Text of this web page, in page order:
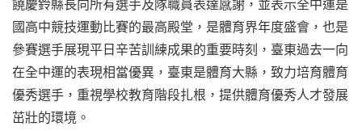
饒慶鈴縣長向所有選手及隊職員表達感謝，並表示全中運是
國高中競技運動比賽的最高殿堂，是體育界年度盛會，也是
參賽選手展現平日辛苦訓練成果的重要時刻，臺東過去一向
在全中運的表現相當優異，臺東是體育大縣，致力培育體育
優秀選手，重視學校教育階段扎根，提供體育優秀人才發展
茁壯的環境。